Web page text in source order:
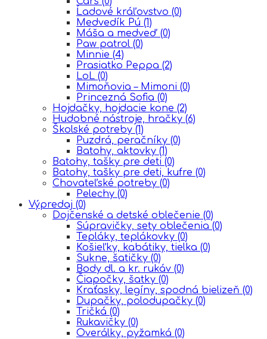
Ĺadové kráľovstvo (0)
Medvedík Pú (1)
Máša a medveď (0)
Paw patrol (0)
Minnie (4)
Prasiatko Peppa (2)
LoL (0)
Mimoňovia – Mimoni (0)
Princezná Sofia (0)
Hojdačky, hojdacie kone (2)
Hudobné nástroje, hračky (6)
Školské potreby (1)
Puzdrá, peračníky (0)
Batohy, aktovky (1)
Batohy, tašky pre deti (0)
Batohy, tašky pre deti, kufre (0)
Chovateľské potreby (0)
Pelechy (0)
Výpredaj (0)
Dojčenské a detské oblečenie (0)
Súpravičky, sety oblečenia (0)
Tepláky, teplákovky (0)
Košieľky, kabátiky, tielka (0)
Sukne, šatičky (0)
Body dl. a kr. rukáv (0)
Čiapočky, šatky (0)
Kraťasky, legíny, spodná bielizeň (0)
Dupačky, polodupačky (0)
Tričká (0)
Rukavičky (0)
Overálky, pyžamká (0)